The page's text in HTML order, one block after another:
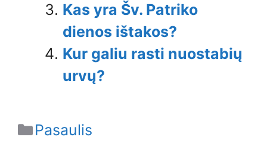
Kas yra Šv. Patriko
dienos ištakos?
Kur galiu rasti nuostabių
urvų?
Categories
Pasaulis